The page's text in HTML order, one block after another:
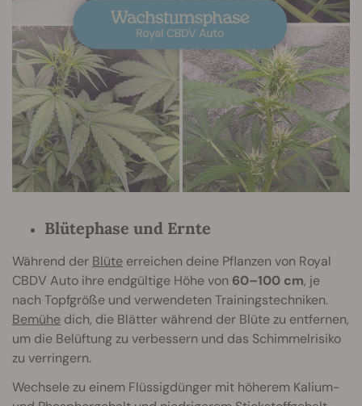
Blütephase und Ernte
Während der Blüte erreichen deine Pflanzen von Royal
CBDV Auto ihre endgültige Höhe von 60–100 cm, je
nach Topfgröße und verwendeten Trainingstechniken.
Bemühe dich, die Blätter während der Blüte zu entfernen,
um die Belüftung zu verbessern und das Schimmelrisiko
zu verringern.
Wechsele zu einem Flüssigdünger mit höherem Kalium-